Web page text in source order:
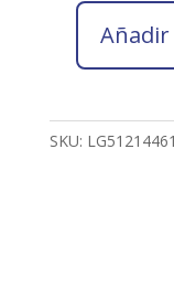
2026
GALINDO
MORA
SKU: